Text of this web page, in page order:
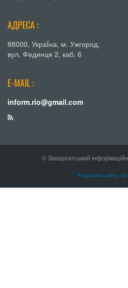
АДРЕСА :
88000, УкраЇна, м. Ужгород,
вул. Фединця 2, каб. 6
E-MAIL :
inform.rio@gmail.com
© Закарпатський
Розробка сайту -